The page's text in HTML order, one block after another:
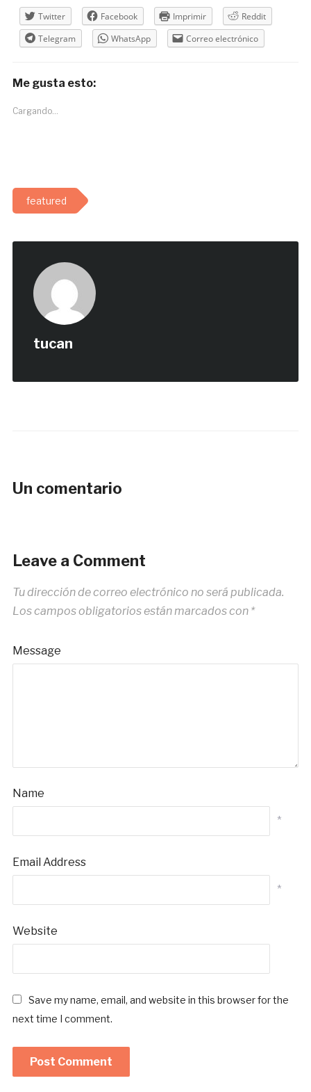
Twitter Facebook Imprimir
Reddit
Telegram
WhatsApp Correo electrónico
Me gusta esto:
Cargando...
featured
tucan
Un comentario
Leave a Comment
Tu dirección de correo electrónico no será publicada.
Los campos obligatorios están marcados con *
Message
Name
*
Email Address
*
Website
Save my name, email, and website in this browser for the
next time I comment.